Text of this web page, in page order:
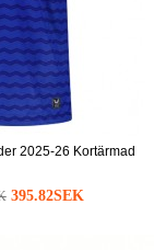
2025-26 Kortärmad
395.82SEK